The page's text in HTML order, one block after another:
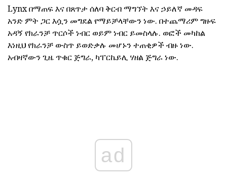
Lynx በማጠፍ እና በጸጥታ ሰለባ ቅርብ ማግኘት እና ኃይለኛ መዳፍ
አንድ ምት ጋር እሷን መግደል የማይቻላቸውን ነው. በተጨማሪም ግዙፍ
አዳኝ የክራንቻ ጥርሶች ነብር ወይም ነብር ይመስላሉ. ወፎች መካከል
እነዚህ የክራንቻ ውስጥ ይወድቃሉ መሆኑን ተጠቂዎች ብዙ ነው.
አብዛኛውን ጊዜ ጥቁር ጅግራ, ካፐርኬይሊ ሃዘል ጅግራ ነው.
ad